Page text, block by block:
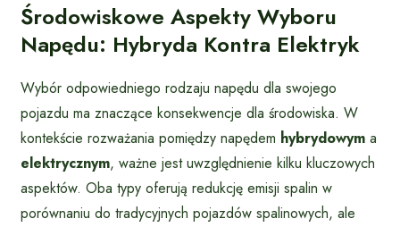
Środowiskowe Aspekty Wyboru
Napędu: Hybryda Kontra Elektryk
Wybór odpowiedniego rodzaju napędu dla swojego
pojazdu ma znaczące konsekwencje dla środowiska. W
kontekście rozważania pomiędzy napędem hybrydowym a
elektrycznym, ważne jest uwzględnienie kilku kluczowych
aspektów. Oba typy oferują redukcję emisji spalin w
porównaniu do tradycyjnych pojazdów spalinowych, ale